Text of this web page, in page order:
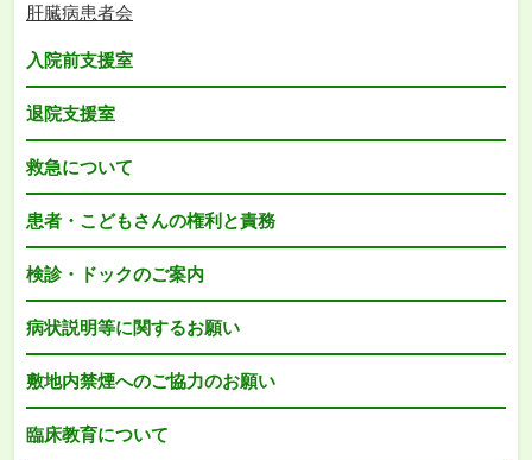
肝臓病患者会
入院前支援室
退院支援室
救急について
患者・こどもさんの権利と責務
検診・ドックのご案内
病状説明等に関するお願い
敷地内禁煙へのご協力のお願い
臨床教育について